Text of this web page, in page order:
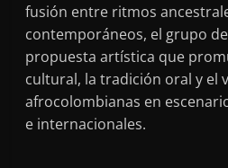
fusión entre ritmos
contemporáneos, el grupo
propuesta artística que
cultural, la tradición oral y el
afrocolombianas en
e internacionales.